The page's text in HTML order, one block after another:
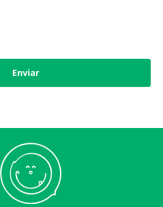
fiapos, são resíduo das fibras ao cortar
Enviar